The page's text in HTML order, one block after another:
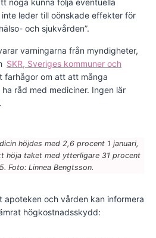
noga kunna följa eventuella
leder till oönskade effekter för
och sjukvården”.
varningarna från myndigheter,
SKR, Sveriges kommuner och
farhågor om att att många
råd med mediciner. Ingen lär
höjdes med 2,6 procent 1 januari,
höja taket med ytterligare 31 procent
Foto: Linnea Bengtsson.
apoteken och vården kan informera
högkostnadsskydd: